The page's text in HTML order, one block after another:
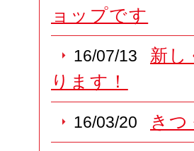
ョップです
16/07/13 新し
ります！
16/03/20 き